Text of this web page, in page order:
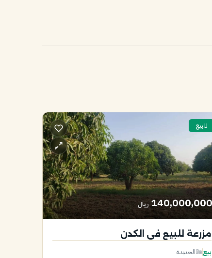
للبيع
140,000,000 ريال
مزرعة للبيع في الكدن
بيع
الحديدة